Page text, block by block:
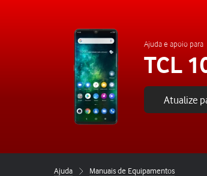
Ajuda e apoio para
TCL
Atualize
Ajuda Manuais de Equipamentos